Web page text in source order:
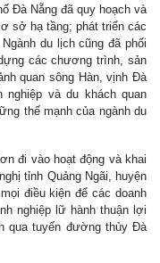
Đà Nẵng đã quy hoạch và
sở hạ tầng; phát triển các
du lịch cũng đã phối
các chương trình, sản
quan sông Hàn, vịnh Đà
nghiệp và du khách quan
thế mạnh của ngành du
đi vào hoạt động và khai
tỉnh Quảng Ngãi, huyện
điều kiện để các doanh
nghiệp lữ hành thuận lợi
qua tuyến đường thủy Đà